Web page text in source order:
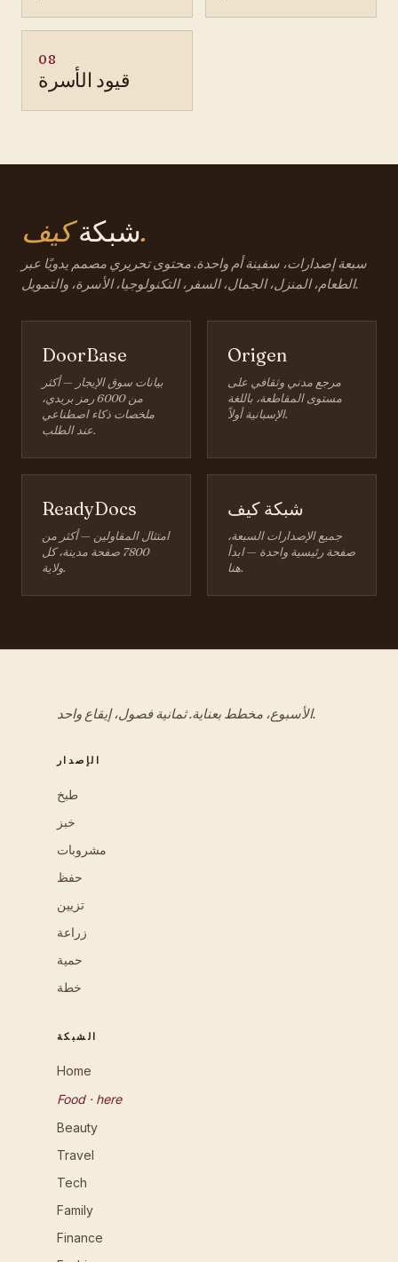
08
قيود الأسرة
شبكةكيف.
سبعة إصدارات، سفينة أم واحدة. محتوى تحريري مصمم يدويًا عبر
الطعام، المنزل، الجمال، السفر، التكنولوجيا، الأسرة، والتمويل.
DoorBase
بيانات سوق الإيجار — أكثر
من 6000 رمز بريدي،
ملخصات ذكاء اصطناعي
عند الطلب.
Origen
مرجع مدني وثقافي على
مستوى المقاطعة، باللغة
الإسبانية أولاً.
ReadyDocs
امتثال المقاولين — أكثر من
7800 صفحة مدينة، كل
ولاية.
شبكة كيف
جميع الإصدارات السبعة،
صفحة رئيسية واحدة — ابدأ
هنا.
الأسبوع، مخطط بعناية. ثمانية فصول، إيقاع واحد.
الإصدار
طبخ
خبز
مشروبات
حفظ
تزيين
زراعة
حمية
خطة
الشبكة
Home
Food · here
Beauty
Travel
Tech
Family
Finance